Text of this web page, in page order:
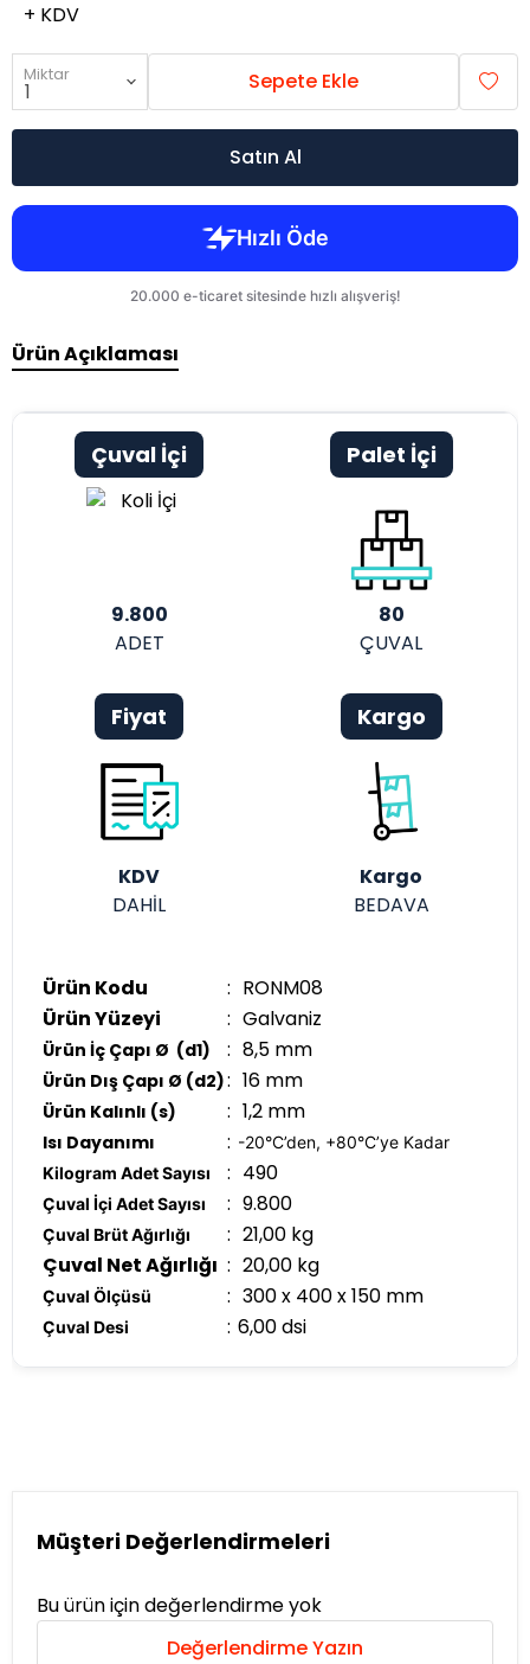
+ KDV
Miktar Sepete Ekle
Satın Al
Ürün Açıklaması
Çuval İçi
9.800
ADET
Palet İçi
80
ÇUVAL
Fiyat
KDV
DAHİL
Kargo
Kargo
BEDAVA
Ürün Kodu : RONM08
Ürün Yüzeyi
: Galvaniz
Ürün İç Çapı Ø (d1) : 8,5 mm
Ürün Dış Çapı Ø (d2): 16 mm
Ürün Kalınlı (s) : 1,2 mm
Isı Dayanımı : -20°C’den, +80°C’ye Kadar
Kilogram Adet Sayısı
: 490
Çuval İçi Adet Sayısı : 9.800
Çuval Brüt Ağırlığı : 21,00 kg
Çuval Net Ağırlığı : 20,00 kg
Çuval Ölçüsü : 300 x 400 x 150 mm
Çuval Desi : 6,00 dsi
Müşteri Değerlendirmeleri
Bu ürün için değerlendirme yok
Değerlendirme Yazın